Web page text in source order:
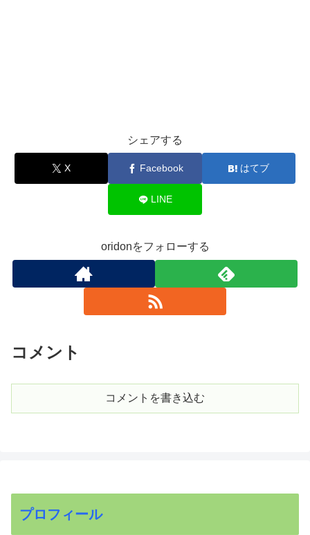
シェアする
X Facebook はてブ
LINE
oridonをフォローする
コメント
コメントを書き込む
プロフィール